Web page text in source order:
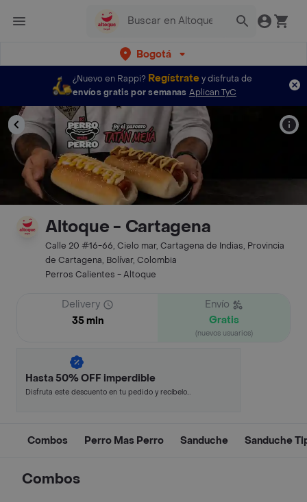
Bogotá
¿Nuevo en Rappi? Regístratey disfruta de
envíos gratis por semanas Aplican TyC
Altoque - Cartagena
Calle 20 #16-66, Cielo mar, Cartagena de Indias, Provincia
de Cartagena, Bolívar, Colombia
Perros Calientes - Altoque
Delivery
35 min
Envío
Gratis
(nuevos usuarios)
Hasta 50% OFF imperdible
Disfruta este descuento en tu pedido y recíbelo
Combos Perro Mas Perro Sanduche Sanduche
Combos